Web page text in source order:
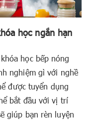
học ngắn hạn
học bếp nóng
nghiệm gì với nghề
được tuyển dụng
bắt đầu với vị trí
giúp bạn rèn luyện